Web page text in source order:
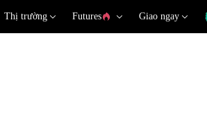
Thị trường Futures Giao ngay